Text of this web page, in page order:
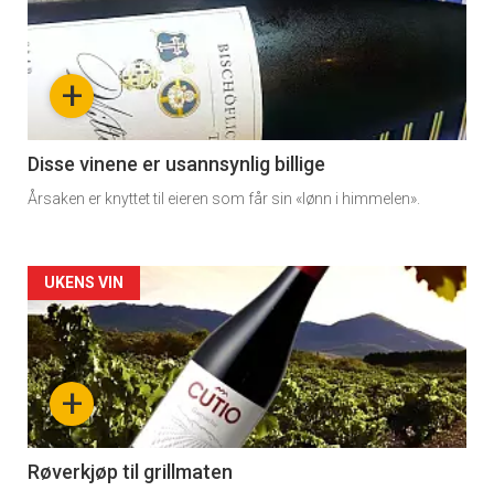
akkurat
nå
3
+
Disse vinene er usannsynlig billige
Årsaken er knyttet til eieren som får sin «lønn i himmelen».
Forsiden
akkurat
nå
-
4
+
UKENS VIN
Røverkjøp til grillmaten